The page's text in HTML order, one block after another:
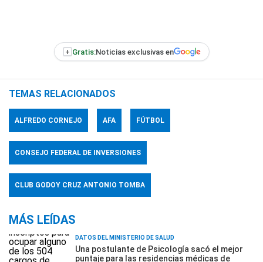
+ Gratis:Noticias exclusivas en
TEMAS RELACIONADOS
ALFREDO CORNEJO AFA FÚTBOL
CONSEJO FEDERAL DE INVERSIONES
CLUB GODOY CRUZ ANTONIO TOMBA
MÁS LEÍDAS
DATOS DEL MINISTERIO DE SALUD
Una postulante de Psicología sacó el mejor
puntaje para las residencias médicas de